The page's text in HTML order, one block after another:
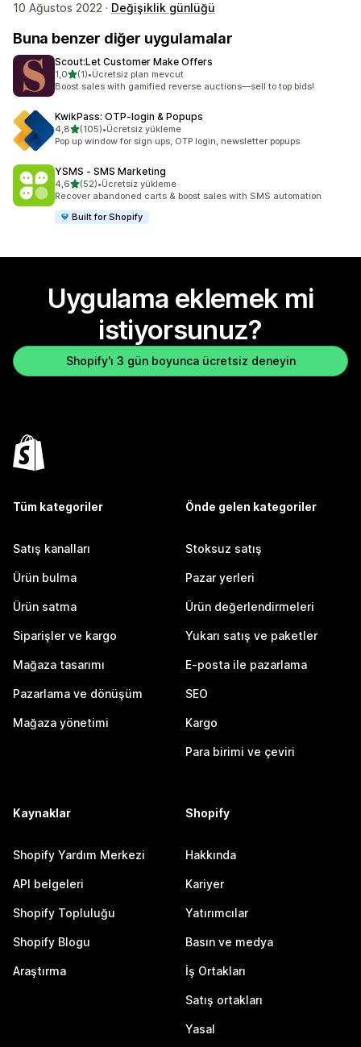
10 Ağustos 2022 · Değişiklik günlüğü
Buna benzer diğer uygulamalar
Scout:Let Customer Make Offers
1,05 yıldız üzerinden
(1)
toplam 1 değerlendirme
•Ücretsiz plan mevcut
Boost sales with gamified reverse auctions—sell to top bids!
KwikPass: OTP‑login & Popups
4,85 yıldız üzerinden
(105)
toplam 105 değerlendirme
•Ücretsiz yükleme
Pop up window for sign ups, OTP login, newsletter popups
YSMS ‑ SMS Marketing
4,65 yıldız üzerinden
(52)
toplam 52 değerlendirme
•Ücretsiz yükleme
Recover abandoned carts & boost sales with SMS automation
Built for Shopify
Uygulama eklemek mi
istiyorsunuz?
Shopify'ı 3 gün boyunca ücretsiz deneyin
Tüm kategoriler
Satış kanalları
Ürün bulma
Ürün satma
Siparişler ve kargo
Mağaza tasarımı
Pazarlama ve dönüşüm
Mağaza yönetimi
Önde gelen kategoriler
Stoksuz satış
Pazar yerleri
Ürün değerlendirmeleri
Yukarı satış ve paketler
E-posta ile pazarlama
SEO
Kargo
Para birimi ve çeviri
Kaynaklar
Shopify Yardım Merkezi
API belgeleri
Shopify Topluluğu
Shopify Blogu
Araştırma
Shopify
Hakkında
Kariyer
Yatırımcılar
Basın ve medya
İş Ortakları
Satış ortakları
Yasal